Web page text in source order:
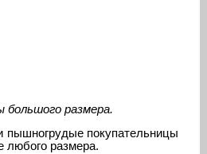
размера.
пышногрудые покупательницы
любого размера.